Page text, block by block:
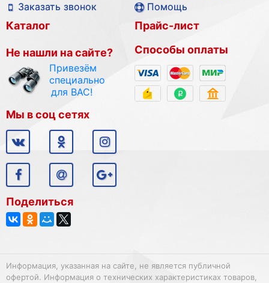
Заказать звонок
Помощь
Каталог
Не нашли на сайте?
Привезём
специально
для ВАС!
Прайс-лист
Способы оплаты
Мы в соц сетях
Поделиться
Информация, указанная на сайте, не является публичной
офертой. Информация о технических характеристиках товаров,